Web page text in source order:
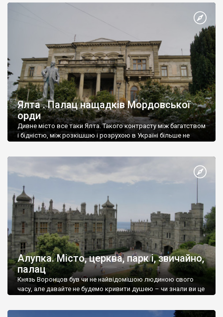
Ялта . Палац нащадків Мордовської
орди
Дивне місто все таки Ялта. Такого контрасту між багатством
і бідністю, між розкішшю і розрухою в Україні більше не
Алупка. Місто, церква, парк і, звичайно,
палац
Князь Воронцов був чи не найвідомішою людиною свого
часу, але давайте не будемо кривити душею – чи знали ви це